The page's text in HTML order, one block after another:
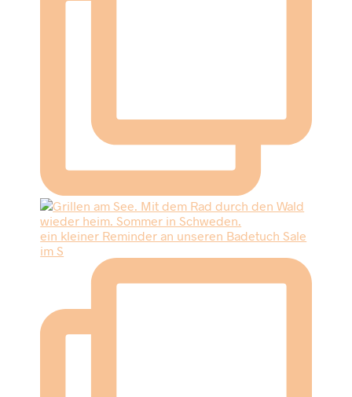
ein kleiner Reminder an unseren Badetuch Sale
im S